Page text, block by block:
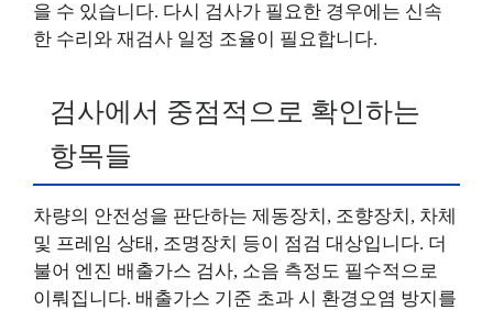
을 수 있습니다. 다시 검사가 필요한 경우에는 신속
한 수리와 재검사 일정 조율이 필요합니다.
검사에서 중점적으로 확인하는
항목들
차량의 안전성을 판단하는 제동장치, 조향장치, 차체
및 프레임 상태, 조명장치 등이 점검 대상입니다. 더
불어 엔진 배출가스 검사, 소음 측정도 필수적으로
이뤄집니다. 배출가스 기준 초과 시 환경오염 방지를